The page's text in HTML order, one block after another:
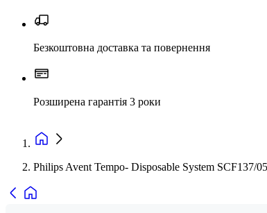
Безкоштовна доставка та повернення
Розширена гарантія 3 роки
Philips Avent Tempo- Disposable System SCF137/